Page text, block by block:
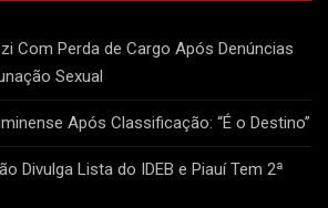
Com Perda de Cargo Após Denúncias
Sexual
Após Classificação: “É o Destino”
Divulga Lista do IDEB e Piauí Tem 2ª